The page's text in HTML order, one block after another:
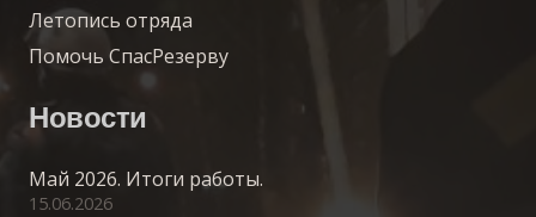
Летопись отряда
Помочь СпасРезерву
Новости
Май 2026. Итоги работы.
15.06.2026